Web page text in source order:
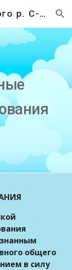
Skip to navigation
ГБДОУ д.с.69 Выборгского р. С-Пб
общего
в силу